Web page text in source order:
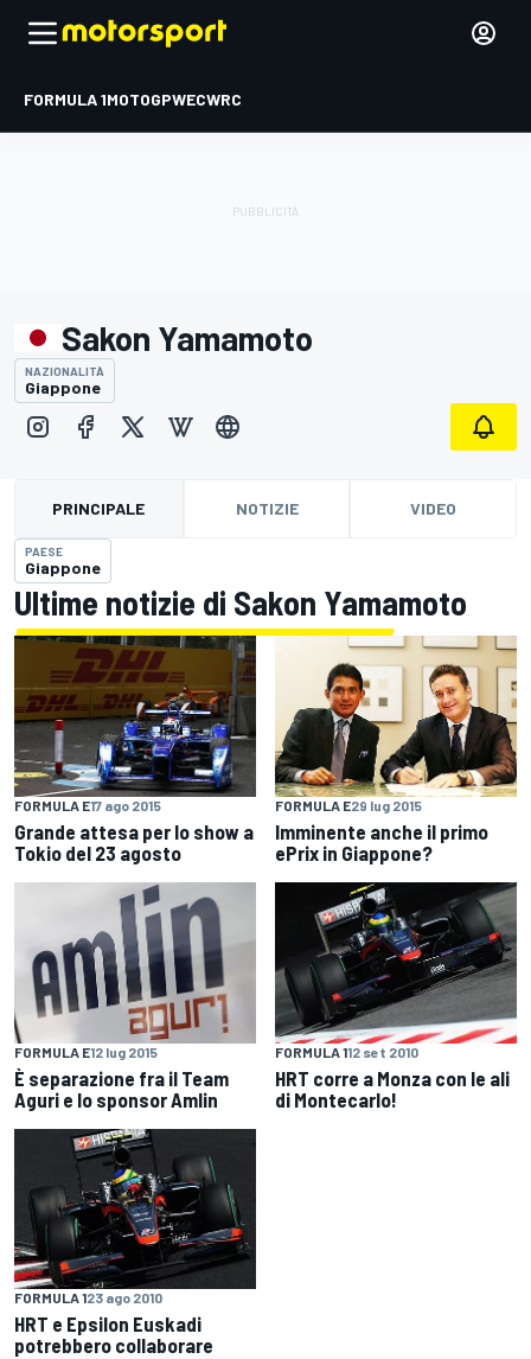
FORMULA 1MOTOGPWECWRC
Sakon Yamamoto
NAZIONALITÀ
Giappone
PRINCIPALE NOTIZIE VIDEO
PAESE
Giappone
Ultime notizie di Sakon Yamamoto
FORMULA E17 ago 2015
Grande attesa per lo show a
Tokio del 23 agosto
FORMULA E29 lug 2015
Imminente anche il primo
ePrix in Giappone?
FORMULA E12 lug 2015
È separazione fra il Team
Aguri e lo sponsor Amlin
FORMULA 112 set 2010
HRT corre a Monza con le ali
di Montecarlo!
FORMULA 123 ago 2010
HRT e Epsilon Euskadi
potrebbero collaborare